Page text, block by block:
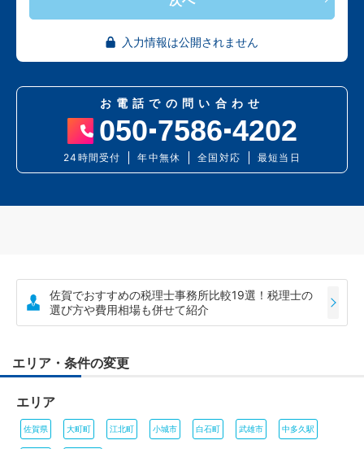
入力情報は公開されません
お電話での問い合わせ
050 7586 4202
24時間受付 年中無休 全国対応 最短当日
佐賀でおすすめの税理士事務所比較19選！税理士の
選び方や費用相場も併せて紹介
エリア・条件の変更
エリア
佐賀県 大町町 江北町 小城市 白石町 武雄市 中多久駅